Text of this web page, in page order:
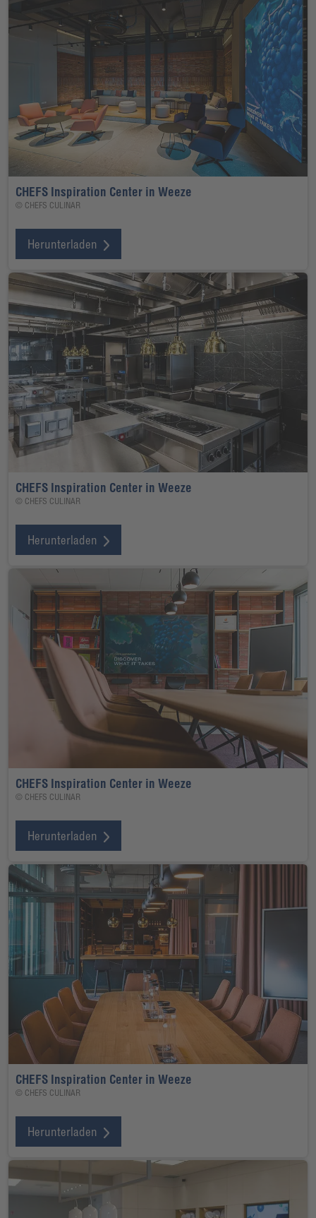
CHEFS Inspiration Center in Weeze
© CHEFS CULINAR
Herunterladen
CHEFS Inspiration Center in Weeze
© CHEFS CULINAR
Herunterladen
CHEFS Inspiration Center in Weeze
© CHEFS CULINAR
Herunterladen
CHEFS Inspiration Center in Weeze
© CHEFS CULINAR
Herunterladen